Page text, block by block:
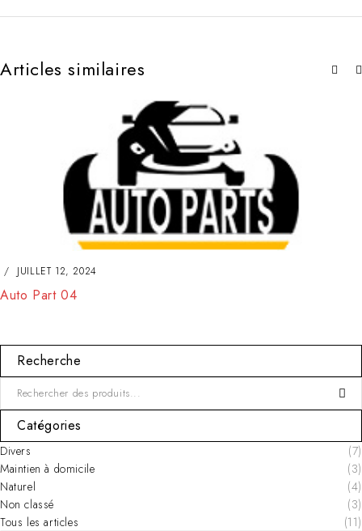
Articles similaires
JUILLET 12, 2024
Auto Part 04
Recherche
Catégories
Divers
(7)
Maintien à domicile
(3)
Naturel
(4)
Non classé
(3)
Tous les articles
(11)